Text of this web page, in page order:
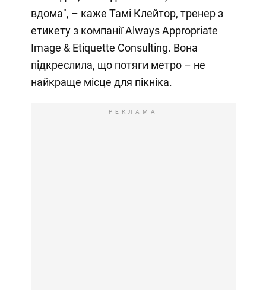
вдома", – каже Тамі Клейтор, тренер з
етикету з компанії Always Appropriate
Image & Etiquette Consulting. Вона
підкреслила, що потяги метро – не
найкраще місце для пікніка.
РЕКЛАМА